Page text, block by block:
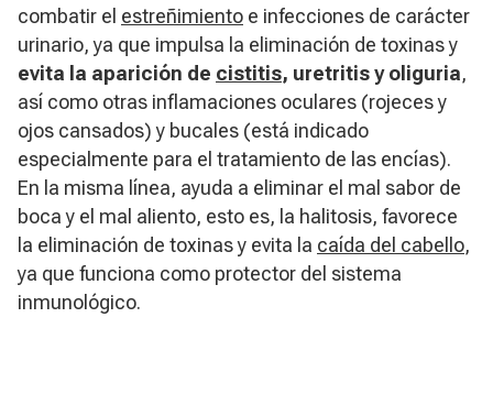
combatir el estreñimiento e infecciones de carácter
urinario, ya que impulsa la eliminación de toxinas y
evita la aparición de cistitis, uretritis y oliguria,
así como otras inflamaciones oculares (rojeces y
ojos cansados) y bucales (está indicado
especialmente para el tratamiento de las encías).
En la misma línea, ayuda a eliminar el mal sabor de
boca y el mal aliento, esto es, la halitosis, favorece
la eliminación de toxinas y evita la caída del cabello,
ya que funciona como protector del sistema
inmunológico.